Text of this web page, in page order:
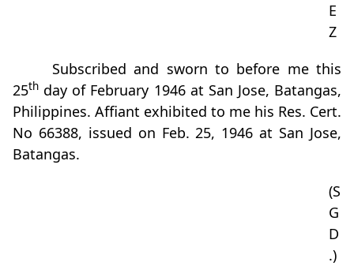
E
Z
Subscribed and sworn to before me this
25th day of February 1946 at San Jose, Batangas,
Philippines. Affiant exhibited to me his Res. Cert.
No 66388, issued on Feb. 25, 1946 at San Jose,
Batangas.
(S
G
D
.)